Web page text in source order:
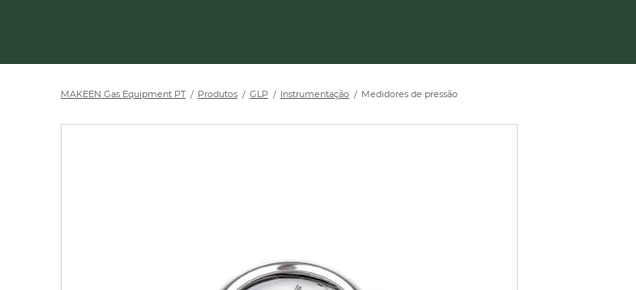
MAKEEN Gas Equipment PT Produtos GLP Instrumentação Medidores de pressão